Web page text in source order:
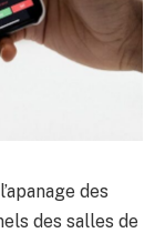
des
des salles de